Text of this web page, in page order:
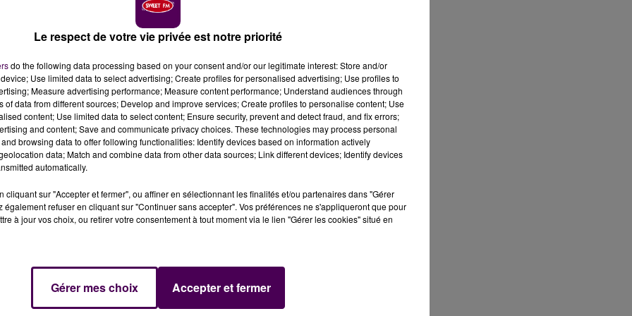
pour faire face à l'accélération de l'épidémie
par un couvre-feu, de 21h à 6h, à compter
un couvre-feu, applicablede 21h à 6h, sera instauré à
de Grenoble, Lille, Lyon, Aix-Marseille, Montpellier,
samedi 17 octobreet ce,"pour au moins quatre
télévision par le président de la République Emmanuel
réduits au strict nécessaire -impératifs
attraper avec cette mesure de couvre-feu, c’est tout
à dire
de ce virus"
a expliqué le chef de l’Etat.
Le respect de votre vie privée est notre priorité
do the following data processing based on your consent and/or our legitimate interest: Store and/or
Use limited data to select advertising; Create profiles for personalised advertising; Use profiles to
Measure advertising performance; Measure content performance; Understand audiences through
of data from different sources; Develop and improve services; Create profiles to personalise content; Use
content; Use limited data to select content; Ensure security, prevent and detect fraud, and fix errors;
and content; Save and communicate privacy choices. These technologies may process personal
browsing data to offer following functionalities: Identify devices based on information actively
data; Match and combine data from other data sources; Link different devices; Identify devices
automatically.
cliquant sur "Accepter et fermer", ou affiner en sélectionnant les finalités et/ou partenaires dans "Gérer
également refuser en cliquant sur "Continuer sans accepter". Vos préférences ne s'appliqueront que pour
à jour vos choix, ou retirer votre consentement à tout moment via le lien "Gérer les cookies" situé en
Gérer mes choix Accepter et fermer